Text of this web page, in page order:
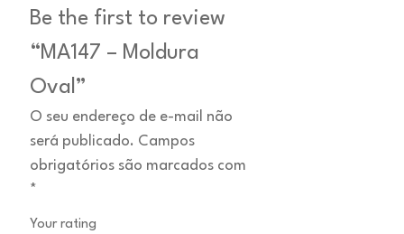
Be the first to review
“MA147 – Moldura
Oval”
O seu endereço de e-mail não
será publicado. Campos
obrigatórios são marcados com
*
Your rating